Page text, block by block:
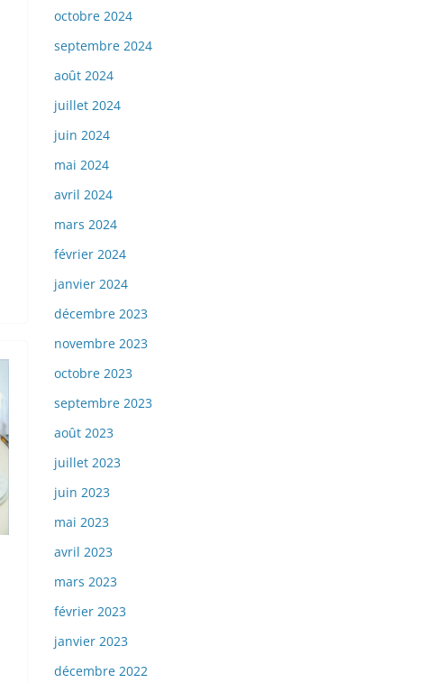
octobre 2024
septembre 2024
août 2024
juillet 2024
juin 2024
mai 2024
avril 2024
mars 2024
février 2024
janvier 2024
décembre 2023
novembre 2023
octobre 2023
septembre 2023
août 2023
juillet 2023
juin 2023
mai 2023
avril 2023
mars 2023
février 2023
janvier 2023
décembre 2022